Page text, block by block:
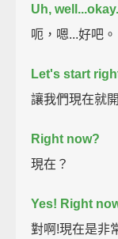
Uh, well...okay.
呃，嗯...好吧。
Let's start
讓我們現在就
Right now?
現在？
Yes! Right
對啊!現在是非